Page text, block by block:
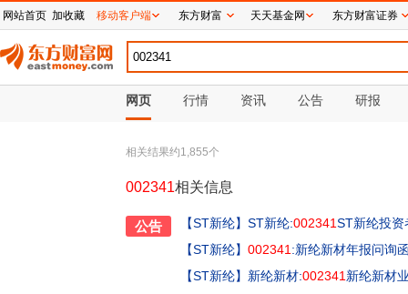
网页 行情 资讯 公告 研报
相关结果约1,855个
002341相关信息
公告 【ST新纶】 ST新纶:002341ST新纶投
【ST新纶】 002341 :新纶新材年报问询
【ST新纶】 新纶新材:002341 新纶新材
网站首页 加收藏 移动客户端 东方财富 天天基金网 东方财富证券